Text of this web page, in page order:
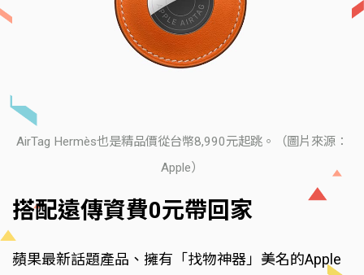
AirTag Hermès也是精品價從台幣8,990元起跳。（圖片來源：
Apple）
搭配遠傳資費0元帶回家
蘋果最新話題產品、擁有「找物神器」美名的Apple